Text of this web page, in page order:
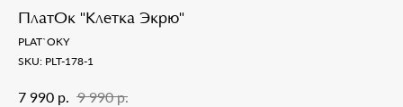
ПлатОк "Клетка Экрю"
PLAT`OKY
SKU: PLT-178-1
7 990 р. 9 990 р.